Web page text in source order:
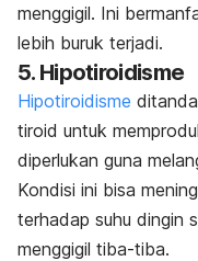
menggigil. Ini
lebih buruk terjadi.
5. Hipotiroidisme
Hipotiroidisme
tiroid untuk
diperlukan guna
Kondisi ini bisa
terhadap suhu dingin
menggigil tiba-tiba.